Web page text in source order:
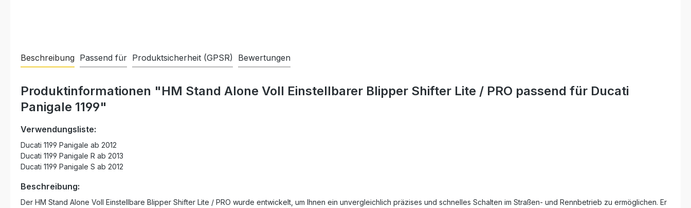
Beschreibung Passend für Produktsicherheit (GPSR) Bewertungen
Produktinformationen "HM Stand Alone Voll Einstellbarer Blipper Shifter Lite / PRO passend für Ducati
Panigale 1199"
Verwendungsliste:
Ducati 1199 Panigale ab 2012
Ducati 1199 Panigale R ab 2013
Ducati 1199 Panigale S ab 2012
Beschreibung:
Der HM Stand Alone Voll Einstellbare Blipper Shifter Lite / PRO wurde entwickelt, um Ihnen ein unvergleichlich präzises und schnelles Schalten im Straßen- und Rennbetrieb zu ermöglichen. Er